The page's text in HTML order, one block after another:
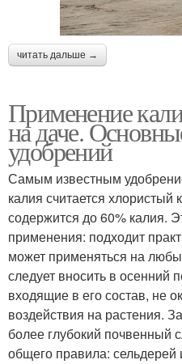
читать дальше →
Применение
на даче.
удобрений
Самым известным
калия считается хлористый
содержится до 60% калия.
применения: подходит
может применяться на
следует вносить в осенний
входящие в его состав, не
воздействия на растения.
более глубокий почвенный
общего правила: